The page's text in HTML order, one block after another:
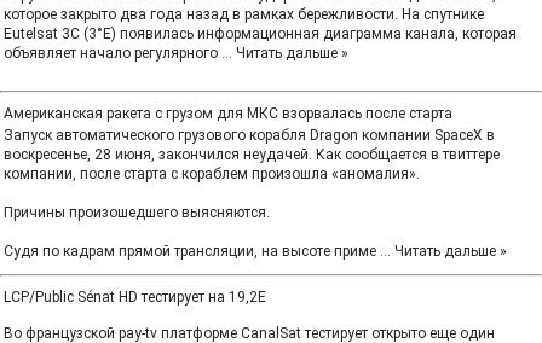
которое закрыто два года назад в рамках бережливости. На спутнике
Eutelsat 3C (3°E) появилась информационная диаграмма канала, которая
объявляет начало регулярного ... Читать дальше »
Американская ракета с грузом для МКС взорвалась после старта
Запуск автоматического грузового корабля Dragon компании SpaceX в
воскресенье, 28 июня, закончился неудачей. Как сообщается в твиттере
компании, после старта с кораблем произошла «аномалия».
Причины произошедшего выясняются.
Судя по кадрам прямой трансляции, на высоте приме ... Читать дальше »
LCP/Public Sénat HD тестирует на 19,2E
Во французской pay-tv платформе CanalSat тестирует открыто еще один